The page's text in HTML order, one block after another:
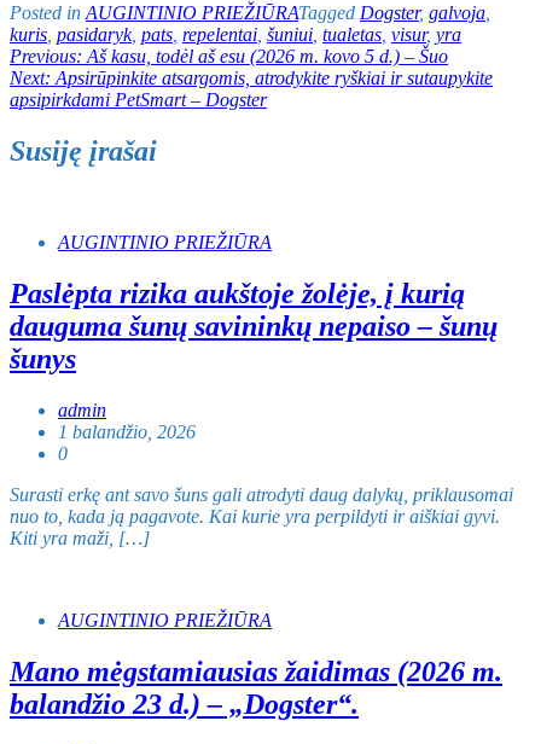
Posted in AUGINTINIO PRIEŽIŪRATagged Dogster, galvoja
kuris pasidaryk, pats repelentai šuniui tualetas visur, yra
Navigacija
tarp
Previous: Aš kasu, todėl aš esu (2026 m. kovo 5 d.) – Šuo
Next: Apsirūpinkite atsargomis, atrodykite ryškiai ir sutaupykite
apsipirkdami PetSmart – Dogster
Susiję įrašai
AUGINTINIO PRIEŽIŪRA
Paslėpta rizika aukštoje žolėje, į kurią
dauguma šunų savininkų nepaiso – šunų
šunys
admin
1 balandžio, 2026
0
Surasti erkę ant savo šuns gali atrodyti daug dalykų, priklausomai
nuo to, kada ją pagavote. Kai kurie yra perpildyti ir aiškiai gyvi.
Kiti yra maži, […]
AUGINTINIO PRIEŽIŪRA
Mano mėgstamiausias žaidimas (2026 m.
balandžio 23 d.) – „Dogster“.